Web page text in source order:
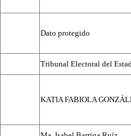
Dato protegido
Tribunal Electoral del
KATIA FABIOLA